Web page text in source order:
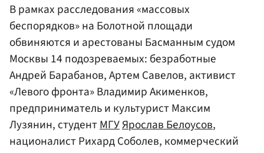
В рамках расследования «массовых
беспорядков» на Болотной площади
обвиняются и арестованы Басманным судом
Москвы 14 подозреваемых: безработные
Андрей Барабанов, Артем Савелов, активист
«Левого фронта» Владимир Акименков,
предприниматель и культурист Максим
Лузянин, студентМГУЯрослав Белоусов,
националист Рихард Соболев, коммерческий